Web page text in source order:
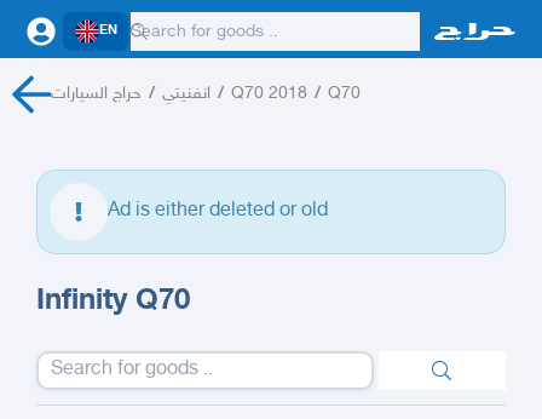
EN
حراج السيارات / انفنيتي / Q70 2018 / Q70
Ad is either deleted or old
Infinity Q70